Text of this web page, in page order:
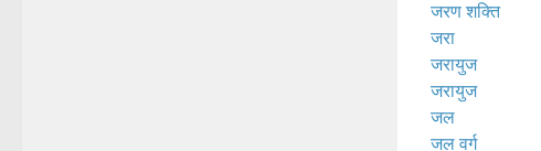
जरण शक्ति
जरा
जरायुज
जरायुज
जल
जल वर्ग